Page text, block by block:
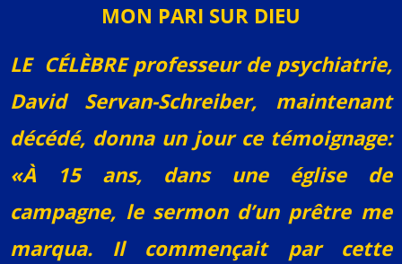
MON PARI SUR DIEU
LE CÉLÈBRE professeur de psychiatrie,
David Servan-Schreiber, maintenant
décédé, donna un jour ce témoignage:
«À 15 ans, dans une église de
campagne, le sermon d’un prêtre me
marqua. Il commençait par cette